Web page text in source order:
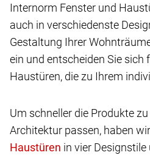
Internorm Fenster und
auch in verschiedenste
Gestaltung Ihrer
ein und entscheiden Sie sich
Haustüren, die zu Ihrem
Um schneller die Produkte
Architektur passen, haben
in vier Designstile